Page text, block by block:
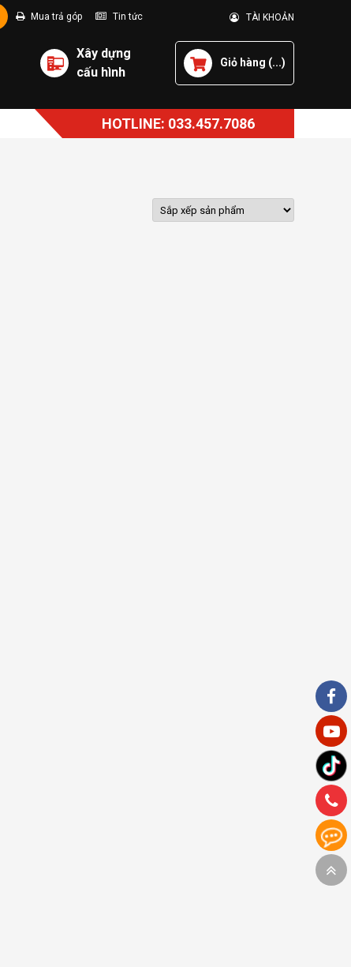
Mua trả góp Tin tức TÀI KHOẢN
Xây dựng
cấu hình
Giỏ hàng (...)
HOTLINE: 033.457.7086